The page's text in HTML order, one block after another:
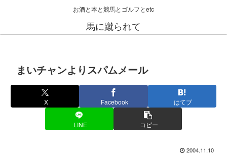
お酒と本と競馬とゴルフとetc
馬に蹴られて
まいチャンよりスパムメール
X Facebook はてブ
LINE コピー
2004.11.10